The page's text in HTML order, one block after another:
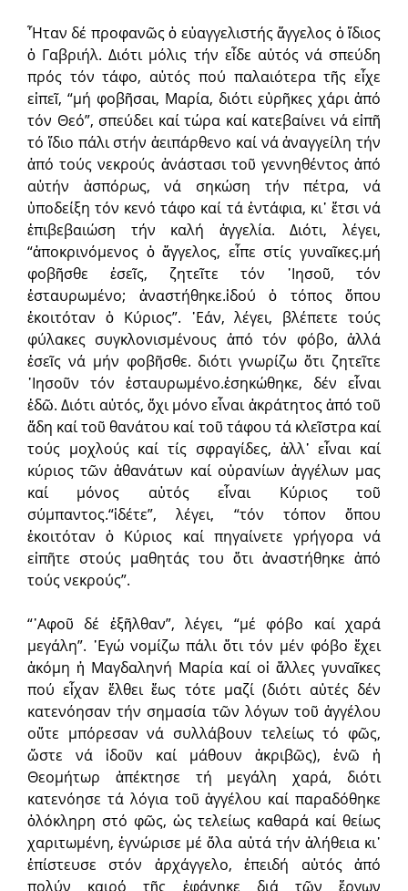
῏Ηταν δέ προφανῶς ὁ εὐαγγελιστής ἄγγελος ὁ ἴδιος
ὁ Γαβριήλ. Διότι μόλις τήν εἶδε αὐτός νά σπεύδη
πρός τόν τάφο, αὐτός πού παλαιότερα τῆς εἶχε
εἰπεῖ, “μή φοβῆσαι, Μαρία, διότι εὑρῆκες χάρι ἀπό
τόν Θεό”, σπεύδει καί τώρα καί κατεβαίνει νά εἰπῆ
τό ἴδιο πάλι στήν ἀειπάρθενο καί νά ἀναγγείλη τήν
ἀπό τούς νεκρούς ἀνάστασι τοῦ γεννηθέντος ἀπό
αὐτήν ἀσπόρως, νά σηκώση τήν πέτρα, νά
ὑποδείξη τόν κενό τάφο καί τά ἐντάφια, κι᾿ ἔτσι νά
ἐπιβεβαιώση τήν καλή ἀγγελία. Διότι, λέγει,
“ἀποκρινόμενος ὁ ἄγγελος, εἶπε στίς γυναῖκες.μή
φοβῆσθε ἐσεῖς, ζητεῖτε τόν ᾿Ιησοῦ, τόν
ἐσταυρωμένο; ἀναστήθηκε.ἰδού ὁ τόπος ὅπου
ἐκοιτόταν ὁ Κύριος”. ᾿Εάν, λέγει, βλέπετε τούς
φύλακες συγκλονισμένους ἀπό τόν φόβο, ἀλλά
ἐσεῖς νά μήν φοβῆσθε. διότι γνωρίζω ὅτι ζητεῖτε
᾿Ιησοῦν τόν ἐσταυρωμένο.ἐσηκώθηκε, δέν εἶναι
ἐδῶ. Διότι αὐτός, ὄχι μόνο εἶναι ἀκράτητος ἀπό τοῦ
ἅδη καί τοῦ θανάτου καί τοῦ τάφου τά κλεῖστρα καί
τούς μοχλούς καί τίς σφραγίδες, ἀλλ᾿ εἶναι καί
κύριος τῶν ἀθανάτων καί οὐρανίων ἀγγέλων μας
καί μόνος αὐτός εἶναι Κύριος τοῦ
σύμπαντος.“ἰδέτε”, λέγει, “τόν τόπον ὅπου
ἐκοιτόταν ὁ Κύριος καί πηγαίνετε γρήγορα νά
εἰπῆτε στούς μαθητάς του ὅτι ἀναστήθηκε ἀπό
τούς νεκρούς”.
“᾿Αφοῦ δέ ἐξῆλθαν”, λέγει, “μέ φόβο καί χαρά
μεγάλη”. ᾿Εγώ νομίζω πάλι ὅτι τόν μέν φόβο ἔχει
ἀκόμη ἡ Μαγδαληνή Μαρία καί οἱ ἄλλες γυναῖκες
πού εἶχαν ἔλθει ἕως τότε μαζί (διότι αὐτές δέν
κατενόησαν τήν σημασία τῶν λόγων τοῦ ἀγγέλου
οὔτε μπόρεσαν νά συλλάβουν τελείως τό φῶς,
ὥστε νά ἰδοῦν καί μάθουν ἀκριβῶς), ἐνῶ ἡ
Θεομήτωρ ἀπέκτησε τή μεγάλη χαρά, διότι
κατενόησε τά λόγια τοῦ ἀγγέλου καί παραδόθηκε
ὁλόκληρη στό φῶς, ὡς τελείως καθαρά καί θείως
χαριτωμένη, ἐγνώρισε μέ ὅλα αὐτά τήν ἀλήθεια κι᾿
ἐπίστευσε στόν ἀρχάγγελο, ἐπειδή αὐτός ἀπό
πολύν καιρό τῆς ἐφάνηκε διά τῶν ἔργων